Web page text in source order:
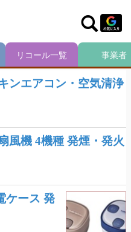
ンエアコン・空気清浄
風機 4機種 発煙・発火
ケース 発
リコール一覧 事業者